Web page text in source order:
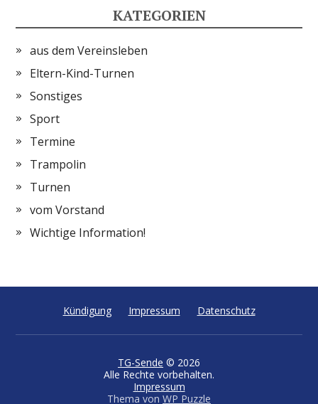
KATEGORIEN
aus dem Vereinsleben
Eltern-Kind-Turnen
Sonstiges
Sport
Termine
Trampolin
Turnen
vom Vorstand
Wichtige Information!
Kündigung Impressum Datenschutz
TG-Sende © 2026
Alle Rechte vorbehalten.
Impressum
Thema von WP Puzzle